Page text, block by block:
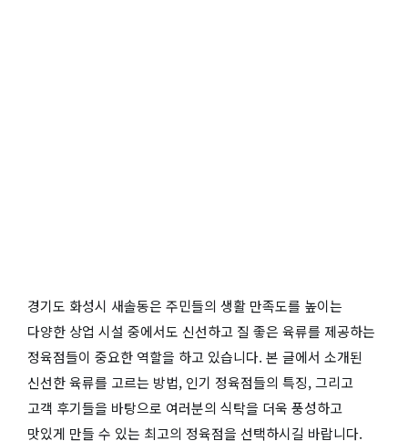
경기도 화성시 새솔동은 주민들의 생활 만족도를 높이는
다양한 상업 시설 중에서도 신선하고 질 좋은 육류를 제공하는
정육점들이 중요한 역할을 하고 있습니다. 본 글에서 소개된
신선한 육류를 고르는 방법, 인기 정육점들의 특징, 그리고
고객 후기들을 바탕으로 여러분의 식탁을 더욱 풍성하고
맛있게 만들 수 있는 최고의 정육점을 선택하시길 바랍니다.